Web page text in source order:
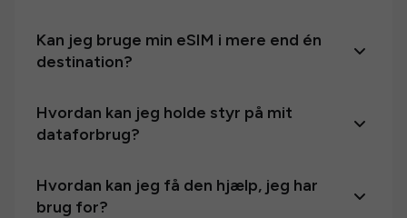
Kan jeg bruge min eSIM i mere end én
destination?
Hvordan kan jeg holde styr på mit
dataforbrug?
Hvordan kan jeg få den hjælp, jeg har
brug for?